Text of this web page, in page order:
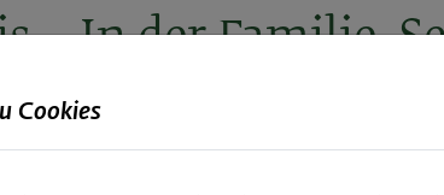
– In der Familie.
Cookies